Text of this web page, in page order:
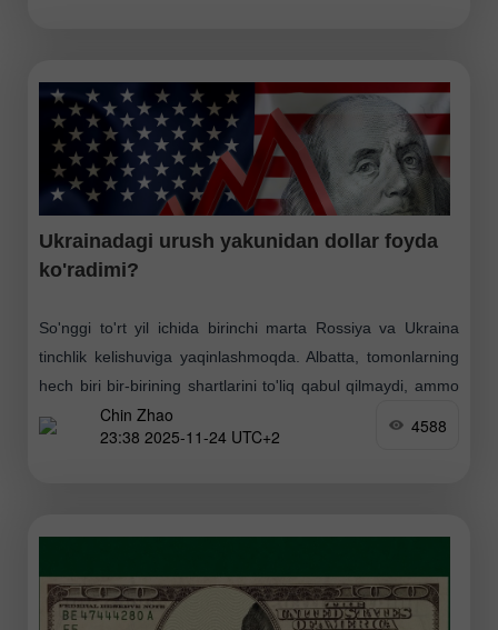
Ukrainadagi urush yakunidan dollar foyda
ko'radimi?
So'nggi to'rt yil ichida birinchi marta Rossiya va Ukraina
tinchlik kelishuviga yaqinlashmoqda. Albatta, tomonlarning
hech biri bir-birining shartlarini to'liq qabul qilmaydi, ammo
muzokaralarning mohiyati ham aynan shunda — bahsli
masalalarda
Chin Zhao
23:38 2025-11-24 UTC+2
4588